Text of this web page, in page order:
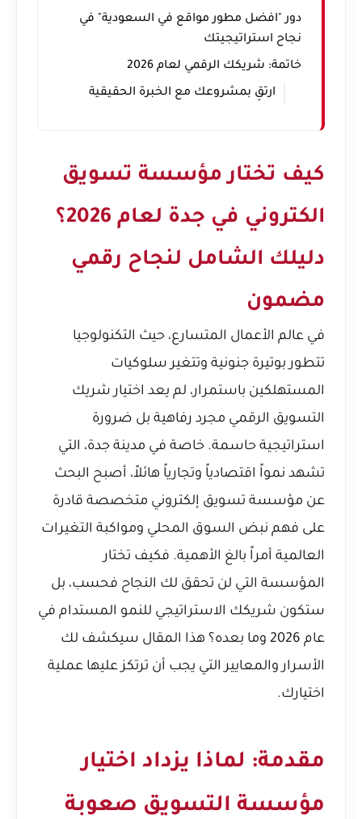
دور "افضل مطور مواقع في السعودية" في
نجاح استراتيجيتك
خاتمة: شريكك الرقمي لعام 2026
ارتقِ بمشروعك مع الخبرة الحقيقية
كيف تختار مؤسسة تسويق
الكتروني في جدة لعام 2026؟
دليلك الشامل لنجاح رقمي
مضمون
في عالم الأعمال المتسارع، حيث التكنولوجيا
تتطور بوتيرة جنونية وتتغير سلوكيات
المستهلكين باستمرار، لم يعد اختيار شريك
التسويق الرقمي مجرد رفاهية بل ضرورة
استراتيجية حاسمة. خاصة في مدينة جدة، التي
تشهد نمواً اقتصادياً وتجارياً هائلاً، أصبح البحث
عن مؤسسة تسويق إلكتروني متخصصة قادرة
على فهم نبض السوق المحلي ومواكبة التغيرات
العالمية أمراً بالغ الأهمية. فكيف تختار
المؤسسة التي لن تحقق لك النجاح فحسب، بل
ستكون شريكك الاستراتيجي للنمو المستدام في
عام 2026 وما بعده؟ هذا المقال سيكشف لك
الأسرار والمعايير التي يجب أن ترتكز عليها عملية
اختيارك.
مقدمة: لماذا يزداد اختيار
مؤسسة التسويق صعوبة